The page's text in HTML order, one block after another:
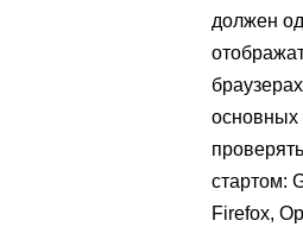
должен
основных
стартом:
Firefox,